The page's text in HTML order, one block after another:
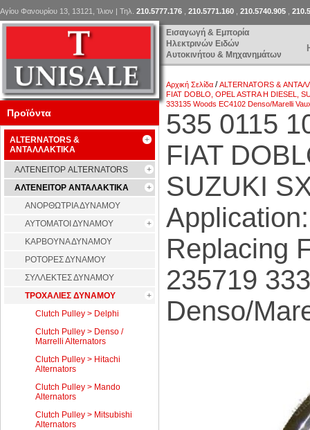
Εισαγωγή & Εμπορία
Ηλεκτρινών Ειδών
Αυτοκινήτου & Μηχανημάτων
Αγίου Φανουρίου 13, 13121, Ίλιον | Τηλ. 210.5777.176 210.5771.160 210.5740.905
Αρχική Σελίδα /ALTERNATORS &
FIAT DOBLO, OPEL ASTRA H DIESEL,
333135 Woods EC4102 Denso/Marelli
535 0115
FIAT
SUZUKI
Replacing
235719
Denso/
Προϊόντα
ALTERNATORS &
ΑΝΤΑΛΛΑΚΤΙΚΑ
ΑΛΤΕΝΕΙΤΟΡ ALTERNATORS
ΑΛΤΕΝΕΙΤΟΡ ΑΝΤΑΛΑΚΤΙΚΑ
ΑΝΟΡΘΩΤΡΙΑ ΔΥΝΑΜΟΥ
ΑΥΤΟΜΑΤΟΙ ΔΥΝΑΜΟΥ
ΚΑΡΒΟΥΝΑ ΔΥΝΑΜΟΥ
ΡΟΤΟΡΕΣ ΔΥΝΑΜΟΥ
ΣΥΛΛΕΚΤΕΣ ΔΥΝΑΜΟΥ
ΤΡΟΧΑΛΙΕΣ ΔΥΝΑΜΟΥ
Clutch Pulley > Delphi
Clutch Pulley > Denso /
Marrelli Alternators
Clutch Pulley > Hitachi
Alternators
Clutch Pulley > Mando
Alternators
Clutch Pulley > Mitsubishi
Alternators